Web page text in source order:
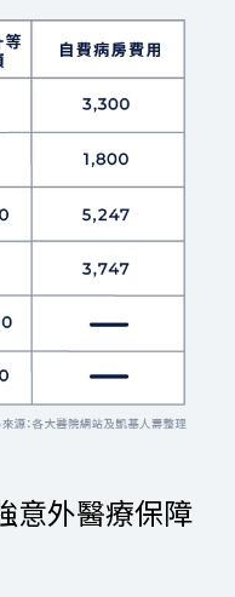
意外醫療保障